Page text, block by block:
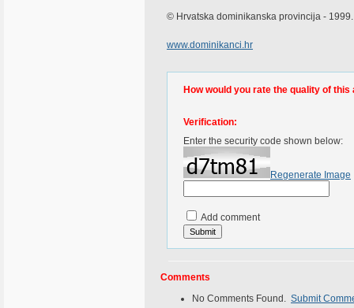
© Hrvatska dominikanska provincija -
www.dominikanci.hr
How would you rate the quality of this
Verification:
Enter the security code shown below:
Regenerate Image
Add comment
Comments
No Comments Found. Submit